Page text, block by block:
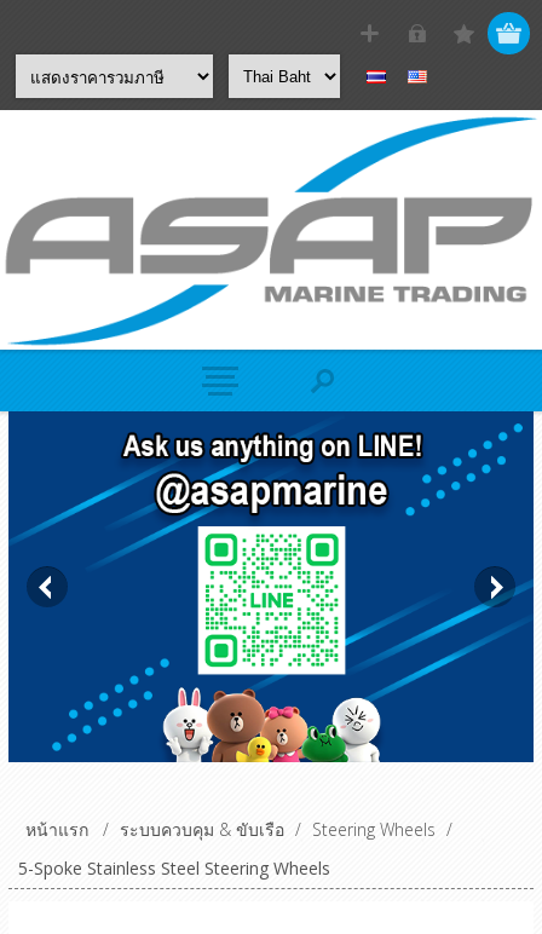
หน้าแรก / ระบบควบคุม & ขับเรือ / Steering Wheels /
5-Spoke Stainless Steel Steering Wheels